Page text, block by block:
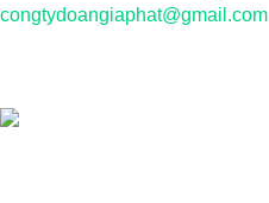
congtydoangiaphat@gmail.com